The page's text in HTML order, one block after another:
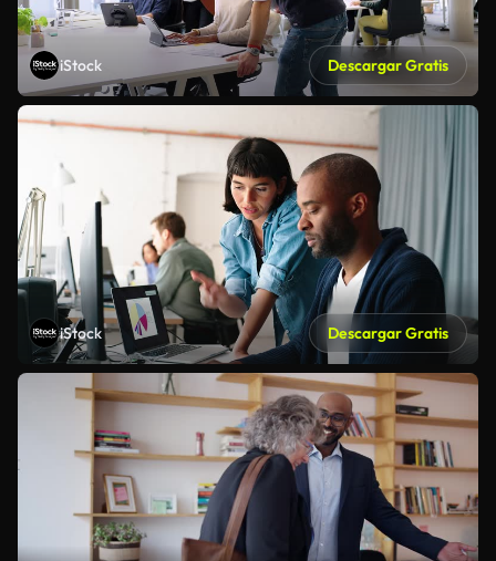
iStock Descargar Gratis
iStock Descargar Gratis